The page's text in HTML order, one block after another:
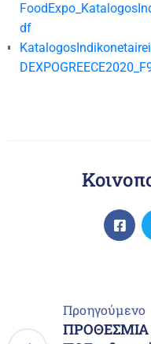
df
Προηγούμενο
ΠΡΟΘΕΣΜΙΑ